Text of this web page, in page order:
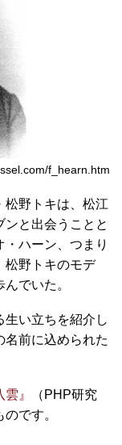
f_hearn.htm
松野トキは、松江
と出会うことと
ハーン、つまり
松野トキのモデ
でいた。
生い立ちを紹介し
名前に込められた
』
（PHP研究
です。